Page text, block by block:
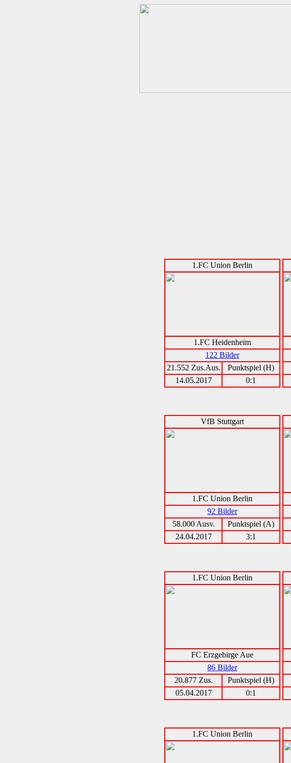
1.FC Union Berlin
1.FC Heidenheim
122 Bilder
21.552 Zus.Aus.
Punktspiel (H)
14.05.2017
0:1
VfB Stuttgart
1.FC Union Berlin
92 Bilder
58.000 Ausv.
Punktspiel (A)
24.04.2017
3:1
1.FC Union Berlin
FC Erzgebirge Aue
86 Bilder
20.877 Zus.
Punktspiel (H)
05.04.2017
0:1
1.FC Union Berlin